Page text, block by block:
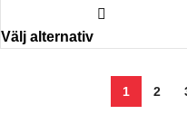
Välj alternativ
1 2